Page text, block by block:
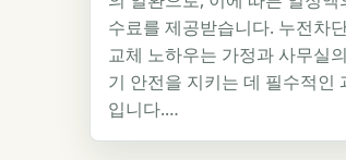
수료를 제공받습니다. 누전차
교체 노하우는 가정과 사무실
기 안전을 지키는 데 필수적인
입니다.…